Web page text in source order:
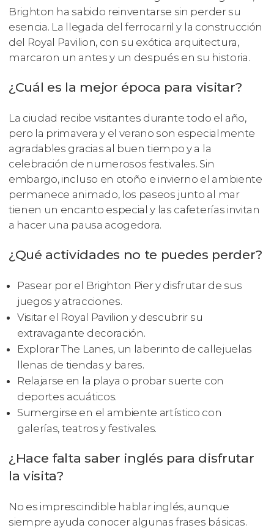
Brighton ha sabido reinventarse sin perder su
esencia. La llegada del ferrocarril y la construcción
del Royal Pavilion, con su exótica arquitectura,
marcaron un antes y un después en su historia.
¿Cuál es la mejor época para visitar?
La ciudad recibe visitantes durante todo el año,
pero la primavera y el verano son especialmente
agradables gracias al buen tiempo y a la
celebración de numerosos festivales. Sin
embargo, incluso en otoño e invierno el ambiente
permanece animado, los paseos junto al mar
tienen un encanto especial y las cafeterías invitan
a hacer una pausa acogedora.
¿Qué actividades no te puedes perder?
Pasear por el Brighton Pier y disfrutar de sus
juegos y atracciones.
Visitar el Royal Pavilion y descubrir su
extravagante decoración.
Explorar The Lanes, un laberinto de callejuelas
llenas de tiendas y bares.
Relajarse en la playa o probar suerte con
deportes acuáticos.
Sumergirse en el ambiente artístico con
galerías, teatros y festivales.
¿Hace falta saber inglés para disfrutar
la visita?
No es imprescindible hablar inglés, aunque
siempre ayuda conocer algunas frases básicas.